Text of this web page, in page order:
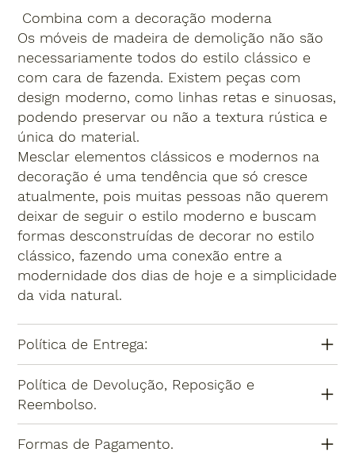
Combina com a decoração moderna
Os móveis de madeira de demolição não são
necessariamente todos do estilo clássico e
com cara de fazenda. Existem peças com
design moderno, como linhas retas e sinuosas,
podendo preservar ou não a textura rústica e
única do material.
Mesclar elementos clássicos e modernos na
decoração é uma tendência que só cresce
atualmente, pois muitas pessoas não querem
deixar de seguir o estilo moderno e buscam
formas desconstruídas de decorar no estilo
clássico, fazendo uma conexão entre a
modernidade dos dias de hoje e a simplicidade
da vida natural.
Política de Entrega:
Política de Devolução, Reposição e
Reembolso.
Formas de Pagamento.